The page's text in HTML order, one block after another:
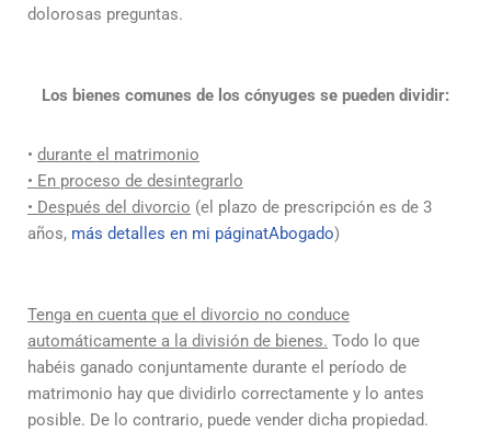
dolorosas preguntas.
Los bienes comunes de los cónyuges se pueden dividir:
• durante el matrimonio
• En proceso de desintegrarlo
• Después del divorcio (el plazo de prescripción es de 3
años, más detalles en mi páginatAbogado)
Tenga en cuenta que el divorcio no conduce
automáticamente a la división de bienes. Todo lo que
habéis ganado conjuntamente durante el período de
matrimonio hay que dividirlo correctamente y lo antes
posible. De lo contrario, puede vender dicha propiedad.